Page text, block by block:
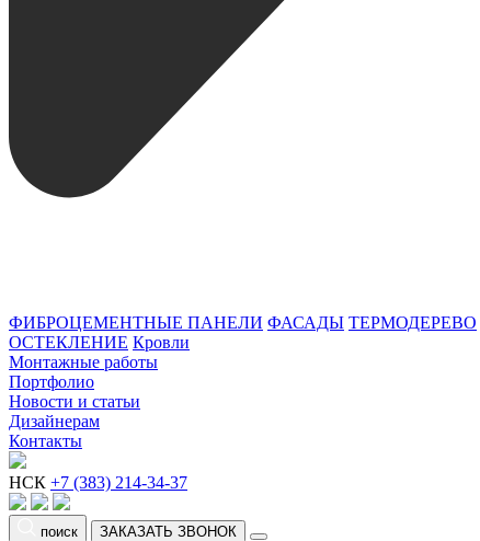
ФИБРОЦЕМЕНТНЫЕ ПАНЕЛИ ФАСАДЫ ТЕРМОДЕРЕВО
ОСТЕКЛЕНИЕ Кровли
Монтажные работы
Портфолио
Новости и статьи
Дизайнерам
Контакты
НСК +7 (383) 214-34-37
поиск ЗАКАЗАТЬ ЗВОНОК